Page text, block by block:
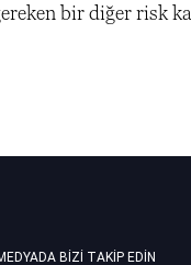
bir diğer risk
BIZI TAKIP EDIN